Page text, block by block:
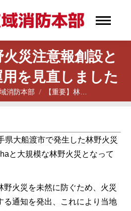
火災注意報創設と
を見直しました
消防本部 【重要】林…
県大船渡市で発生した林野火災
と大規模な林野火災となって
野火災を未然に防ぐため、火災
る通知を発出、これにより当地